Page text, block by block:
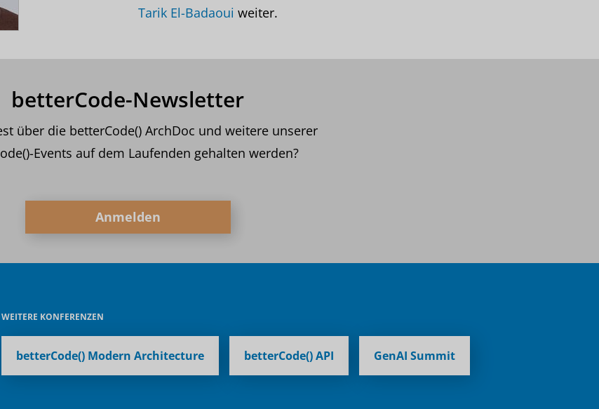
Tarik El-Badaoui weiter.
betterCode-Newsletter
über die betterCode() ArchDoc und weitere unserer
Events auf dem Laufenden gehalten werden?
Anmelden
WEITERE KONFERENZEN
betterCode() Modern Architecture betterCode() API GenAI Summit